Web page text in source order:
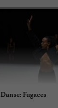
Danse: Fugaces